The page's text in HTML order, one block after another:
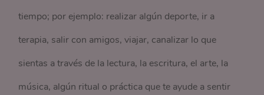
tiempo; por ejemplo: realizar algún deporte, ir a
terapia, salir con amigos, viajar, canalizar lo que
sientas a través de la lectura, la escritura, el arte, la
música, algún ritual o práctica que te ayude a sentir